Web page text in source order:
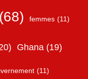
(68) femmes (11)
Ghana (19)
(11)